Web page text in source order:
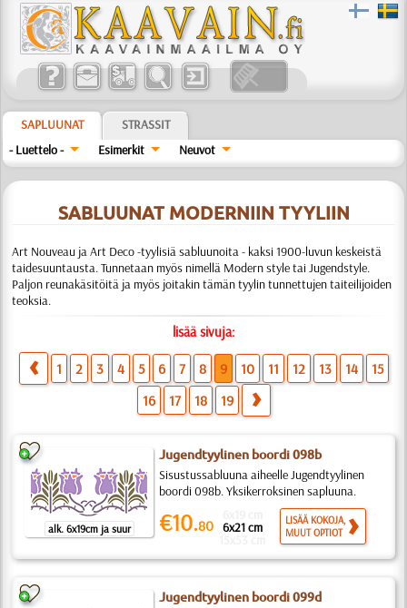
SAPLUUNAT
STRASSIT
- Luettelo -
Esimerkit Neuvot
SABLUUNAT MODERNIIN TYYLIIN
Art Nouveau ja Art Deco -tyylisiä sabluunoita - kaksi 1900-luvun keskeistä
taidesuuntausta. Tunnetaan myös nimellä Modern style tai Jugendstyle.
Paljon reunakäsitöitä ja myös joitakin tämän tyylin tunnettujen taiteilijoiden
teoksia.
lisää sivuja:
1 2 3 4 5 6 7 8 9 10 11 12 13 14
15
16
17 18 19
alk. 6x19cm ja suur
Jugendtyylinen boordi 098b
Sisustussabluuna aiheelle Jugendtyylinen
boordi 098b. Yksikerroksinen sapluuna.
€10.80 6x21 cm
LISÄÄ KOKOJA,
MUUT OPTIOT
Jugendtyylinen boordi 099d